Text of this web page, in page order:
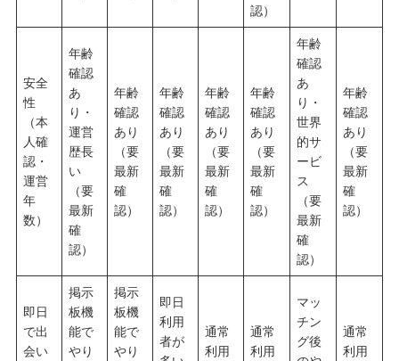
認）
安全
性
（本
人確
認・
運営
年
数）
年齢
確認
あ
り・
運営
歴長
い
（要
最新
確
認）
年齢
確認
あり
（要
最新
確
認）
年齢
確認
あり
（要
最新
確
認）
年齢
確認
あり
（要
最新
確
認）
年齢
確認
あり
（要
最新
確
認）
年齢
確認
あ
り・
世界
的サ
ービ
ス
（要
最新
確
認）
年齢
確認
あり
（要
最新
確
認）
即日
で出
会い
掲示
板機
能で
やり
掲示
板機
能で
やり
即日
利用
者が
通常
利用
通常
利用
マッ
チン
グ後
通常
利用